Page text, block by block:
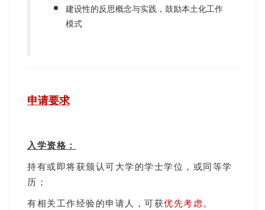
建设性的反思概念与实践，鼓励本土化工作
模式
申请要求
入学资格：
持有或即将获颁认可大学的学士学位，或同等学
历；
有相关工作经验的申请人，可获优先考虑。